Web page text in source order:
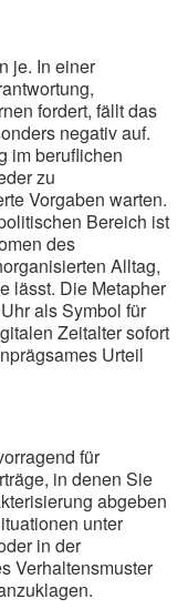
je. In einer
fordert, fällt das
negativ auf.
im beruflichen
zu
Vorgaben warten.
Bereich ist
des
Alltag,
lässt. Die Metapher
als Symbol für
Zeitalter sofort
Urteil
für
in denen Sie
abgeben
unter
in der
Verhaltensmuster